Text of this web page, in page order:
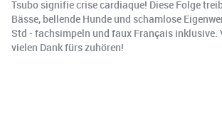
Tsubo signifie crise cardiaque! Diese Folge
Bässe, bellende Hunde und schamlose
Std - fachsimpeln und faux Français inklusive.
vielen Dank fürs zuhören!